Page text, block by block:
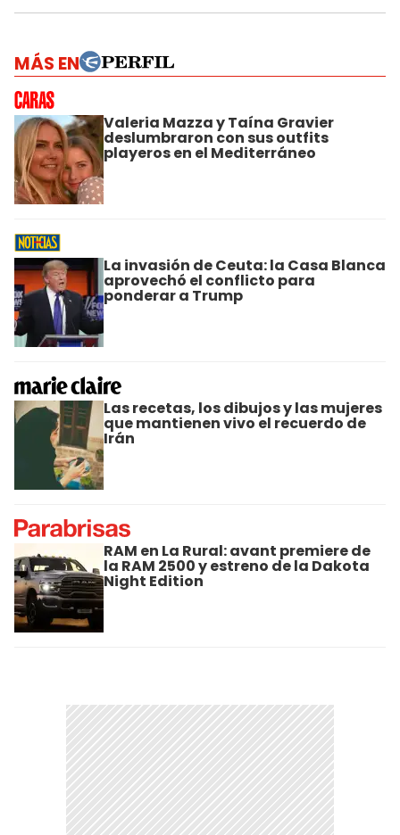
MÁS EN
Valeria Mazza y Taína Gravier
deslumbraron con sus outfits
playeros en el Mediterráneo
La invasión de Ceuta: la Casa Blanca
aprovechó el conflicto para
ponderar a Trump
Las recetas, los dibujos y las mujeres
que mantienen vivo el recuerdo de
Irán
RAM en La Rural: avant premiere de
la RAM 2500 y estreno de la Dakota
Night Edition